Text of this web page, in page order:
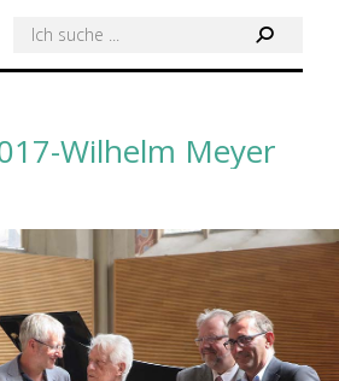
Search:
Wilhelm Meyer